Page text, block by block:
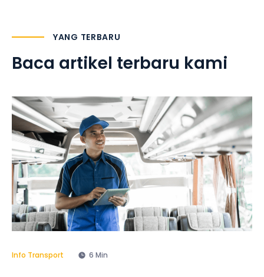
YANG TERBARU
Baca artikel terbaru kami
Info Transport 6 Min